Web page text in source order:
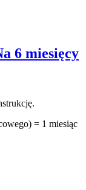
6 miesięcy
= 1 miesiąc